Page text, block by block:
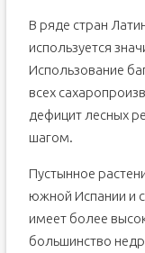
В ряде стран
используется
Использование
всех
дефицит лесных
шагом.
Пустынное
южной Испании и
имеет более
большинство